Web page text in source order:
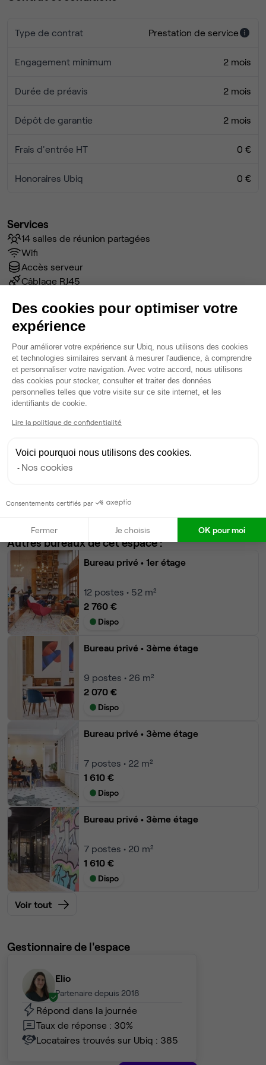
Type de contrat Prestation de service
Engagement minimum 2 mois
Durée de préavis 2 mois
Dépôt de garantie 2 mois
Frais d'entrée HT 0 €
Honoraires Ubiq 0 €
Services
14 salles de réunion partagées
Wifi
Accès serveur
Câblage RJ45
Coin cafet'
Espace détente
Tables / chaises
Écran TV
Voir plus
Ma sélection de bureau
Autres bureaux de cet espace :
Bureau privé • 1er étage
12 postes • 52 m²
2 760 €
Dispo
Bureau privé • 3ème étage
9 postes • 26 m²
2 070 €
Dispo
Bureau privé • 3ème étage
7 postes • 22 m²
1 610 €
Dispo
Bureau privé • 3ème étage
7 postes • 20 m²
1 610 €
Dispo
Voir tout
Gestionnaire de l'espace
Elio
Partenaire depuis 2018
Répond dans la journée
Taux de réponse : 30%
Locataires trouvés sur Ubiq : 385
Des cookies pour optimiser votre
expérience
Plateforme de Gestion du
Pour améliorer votre expérience sur Ubiq, nous utilisons des cookies
et technologies similaires servant à mesurer l'audience, à comprendre
et personnaliser votre navigation. Avec votre accord, nous utilisons
des cookies pour stocker, consulter et traiter des données
personnelles telles que votre visite sur ce site internet, et les
identifiants de cookie.
Lire la politique de confidentialité
Voici pourquoi nous utilisons des cookies.
Nos cookies
Consentements certifiés par
Fermer Je choisis OK pour moi